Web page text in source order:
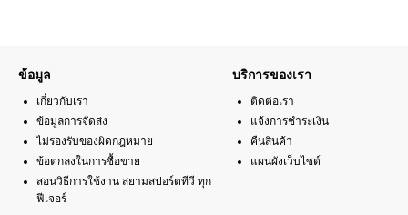
ข้อมูล
เกี่ยวกับเรา
ข้อมูลการจัดส่ง
ไม่รองรับของผิดกฎหมาย
ข้อตกลงในการซื้อขาย
สอนวิธีการใช้งาน สยามสปอร์ตทีวี ทุก
ฟีเจอร์
บริการของเรา
ติดต่อเรา
แจ้งการชำระเงิน
คืนสินค้า
แผนผังเว็บไซต์